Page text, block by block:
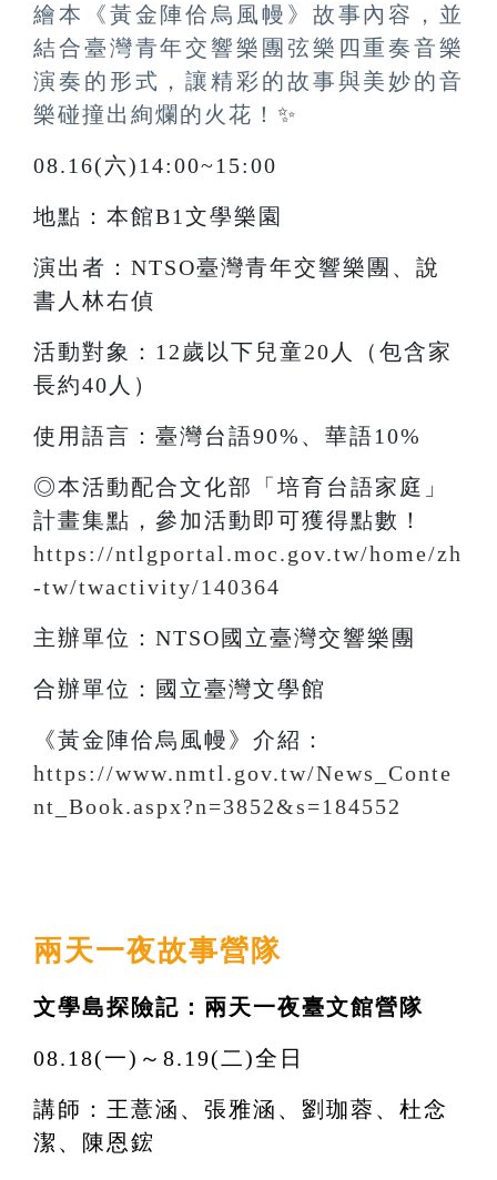
繪本《黃金陣佮烏風幔》故事內容，並
結合臺灣青年交響樂團弦樂四重奏音樂
演奏的形式，讓精彩的故事與美妙的音
樂碰撞出絢爛的火花！ ✨
08.16(六)14:00~15:00
地點：本館B1文學樂園
演出者：NTSO臺灣青年交響樂團、說
書人林右偵
活動對象：12歲以下兒童20人（包含家
長約40人）
使用語言：臺灣台語90%、華語10%
◎本活動配合文化部「培育台語家庭」
計畫集點，參加活動即可獲得點數！
https://ntlgportal.moc.gov.tw/home/zh
-tw/twactivity/140364
主辦單位：NTSO國立臺灣交響樂團
合辦單位：國立臺灣文學館
《黃金陣佮烏風幔》介紹：
https://www.nmtl.gov.tw/News_Conte
nt_Book.aspx?n=3852&s=184552
兩天一夜故事營隊
文學島探險記：兩天一夜臺文館營隊
08.18(一)～8.19(二)全日
講師：王薏涵、張雅涵、劉珈蓉、杜念
潔、陳恩鋐